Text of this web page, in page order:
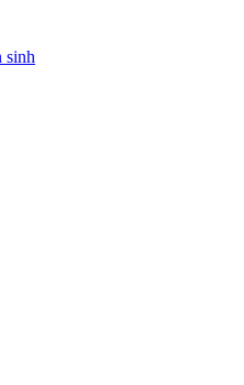
sinh